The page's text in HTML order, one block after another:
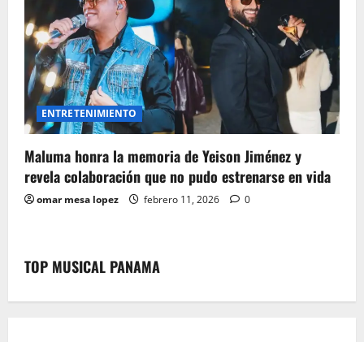
ENTRETENIMIENTO
Maluma honra la memoria de Yeison Jiménez y
revela colaboración que no pudo estrenarse en vida
omar mesa lopez febrero 11, 2026 0
TOP MUSICAL PANAMA